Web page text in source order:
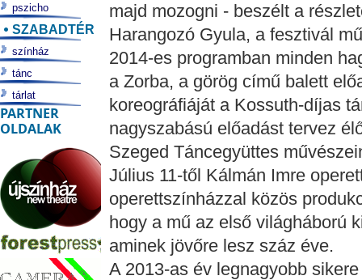
majd mozogni - beszélt a
Harangozó Gyula, a fesztivál
2014-es programban minden
a Zorba, a görög című balett
koreográfiáját a Kossuth-díjas
nagyszabású előadást tervez
Szeged Táncegyüttes
Július 11-től Kálmán Imre
operettszínházzal közös
hogy a mű az első világháború
aminek jövőre lesz száz éve.
A 2013-as év legnagyobb
pszicho
SZABADTÉR
színház
tánc
tárlat
PARTNER
OLDALAK